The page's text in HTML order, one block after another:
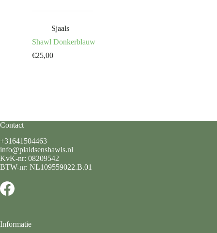
Sjaals
Shawl Donkerblauw
€25,00
Contact
+31641504463
info@plaidsenshawls.nl
KvK-nr: 08209542
BTW-nr: NL109559022.B.01
Informatie